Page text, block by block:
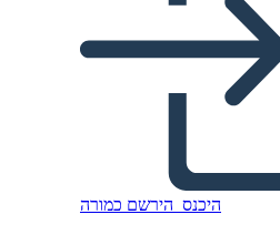
היכנס הירשם כמורה